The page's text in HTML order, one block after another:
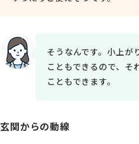
そうなんです。小上が
こともできるので、そ
こともできます。
玄関からの動線